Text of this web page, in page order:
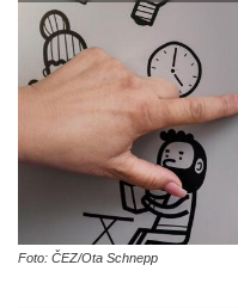
Foto: ČEZ/Ota Schnepp